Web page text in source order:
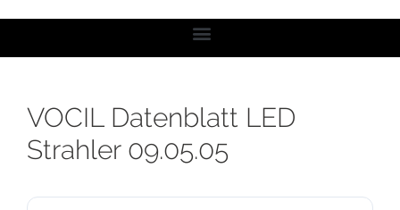
VOCIL Datenblatt LED
Strahler 09.05.05